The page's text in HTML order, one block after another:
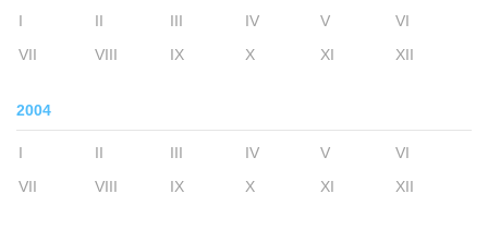
I II III IV V
VI
VII
VIII IX X XI XII
2004
I II III IV V
VI
VII
VIII IX X XI XII